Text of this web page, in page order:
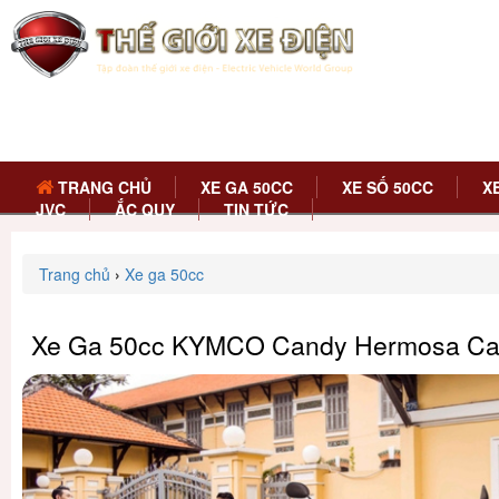
TRANG CHỦ XE GA 50CC XE SỐ 50CC
JVC
ẮC QUY TIN TỨC
Trang chủ › Xe ga 50cc
Xe Ga 50cc KYMCO Candy Hermosa